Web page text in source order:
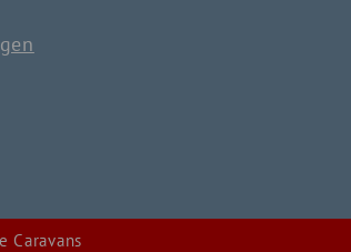
Caravans